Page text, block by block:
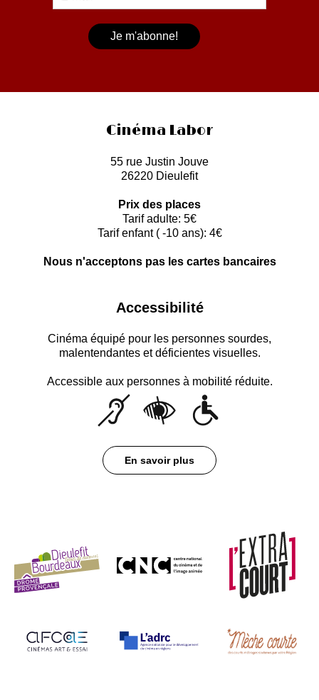
Cinéma Labor
55 rue Justin Jouve
26220 Dieulefit
Prix des places
Tarif adulte: 5€
Tarif enfant ( -10 ans): 4€
Nous n'acceptons pas les cartes bancaires
Accessibilité
Cinéma équipé pour les personnes sourdes,
malentendantes et déficientes visuelles.
Accessible aux personnes à mobilité réduite.
En savoir plus